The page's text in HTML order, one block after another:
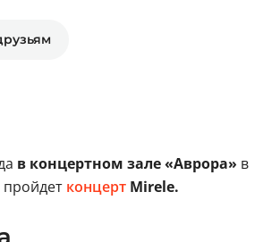
в концертном зале «Аврора» в
пройдет концерт Mirele.